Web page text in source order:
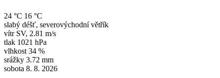
24 °C 16 °C
slabý déšť, severovýchodní větřík
vítr SV, 2.81 m/s
tlak 1021 hPa
vlhkost 34 %
srážky 3.72 mm
sobota 8. 8. 2026